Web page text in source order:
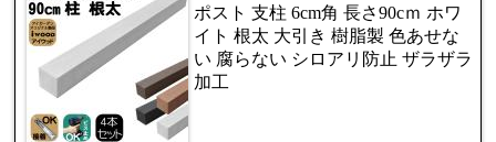
ポスト 支柱 6cm角 長さ90cｍ ホワ
イト 根太 大引き 樹脂製 色あせな
い 腐らない シロアリ防止 ザラザラ
加工